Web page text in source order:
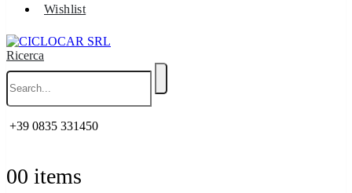
Wishlist
Ricerca
+39 0835 331450
00 items